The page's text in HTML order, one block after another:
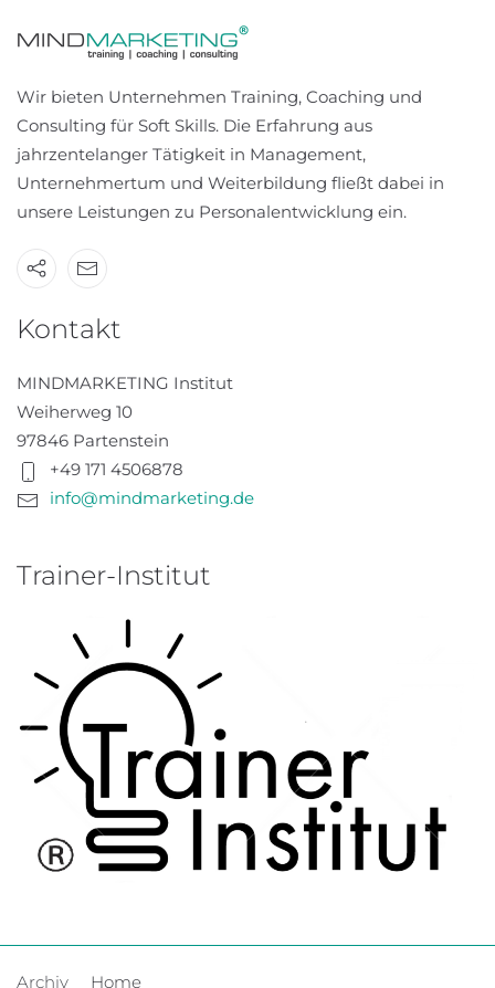
Wir bieten Unternehmen Training, Coaching und
Consulting für Soft Skills. Die Erfahrung aus
jahrzentelanger Tätigkeit in Management,
Unternehmertum und Weiterbildung fließt dabei in
unsere Leistungen zu Personalentwicklung ein.
Kontakt
MINDMARKETING Institut
Weiherweg 10
97846 Partenstein
+49 171 4506878
info@mindmarketing.de
Trainer-Institut
Archiv Home